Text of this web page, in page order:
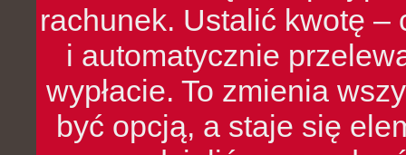
rachunek. Ustalić kwotę
i automatycznie
wypłacie. To zmienia
być opcją, a staje się